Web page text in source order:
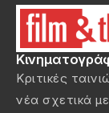
Κριτικές
νέα σχετικά